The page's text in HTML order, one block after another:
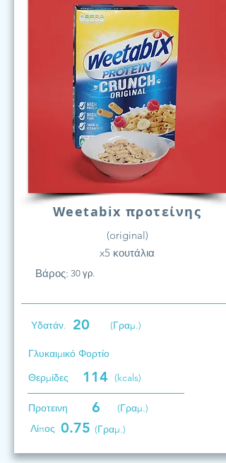
Weetabix προτείνης
(original)
x5 κουτάλια
Βάρος: 30 γρ.
Υδατάν. 20 (Γραμ.)
Γλυκαιμικό Φορτίο
Θερμίδες
114 (kcals)
Προτεινη 6
(Γραμ.)
Λίπος 0.75 (Γραμ.)